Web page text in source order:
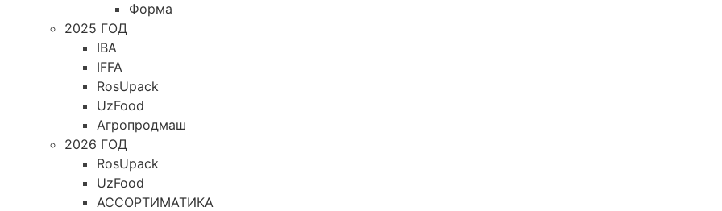
Форма
2025 ГОД
IBA
IFFA
RosUpack
UzFood
Агропродмаш
2026 ГОД
RosUpack
UzFood
АССОРТИМАТИКА